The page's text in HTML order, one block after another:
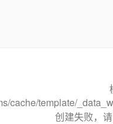
cache/template/
创建失败，